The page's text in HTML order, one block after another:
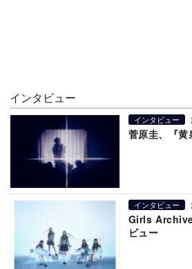
インタビュー
インタビュー
菅原圭、『
インタビュー
Girls
ビュー